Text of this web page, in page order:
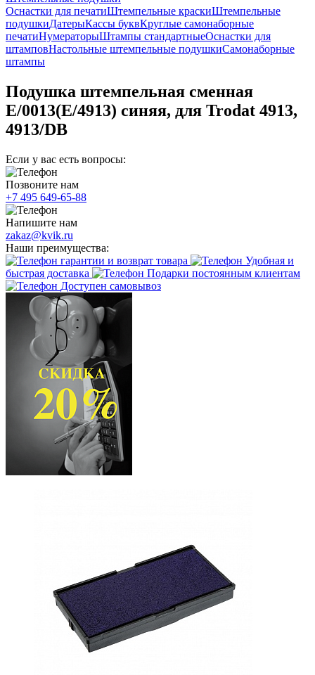
Оснастки для печатиШтемпельные краскиШтемпельные
подушкиДатерыКассы буквКруглые самонаборные
печатиНумераторыШтампы стандартныеОснастки для
штамповНастольные штемпельные подушкиСамонаборные
штампы
Подушка штемпельная сменная
E/0013(E/4913) синяя, для Trodat 4913,
4913/DB
Если у вас есть вопросы:
Позвоните нам
+7 495 649-65-88
Напишите нам
zakaz@kvik.ru
Наши преимущества:
гарантии и возврат товара
Удобная и
быстрая доставка
Подарки постоянным клиентам
Доступен самовывоз